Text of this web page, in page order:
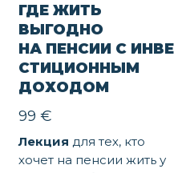
ГДЕ ЖИТЬ
ВЫГОДНО
НА ПЕНСИИ С ИНВЕ
СТИЦИОННЫМ
ДОХОДОМ
99 €
Лекция для тех, кто
хочет на пенсии жить у